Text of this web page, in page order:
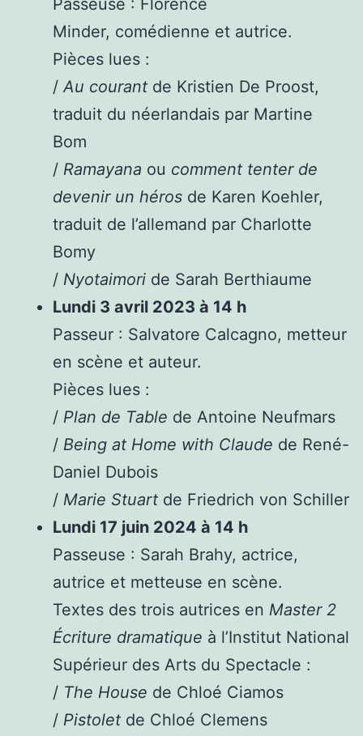
Minder, comédienne et autrice.
Pièces lues :
/ Au courant de Kristien De Proost,
traduit du néerlandais par Martine
Bom
/ Ramayana ou comment tenter de
devenir un héros de Karen Koehler,
traduit de l’allemand par Charlotte
Bomy
/ Nyotaimori de Sarah Berthiaume
Lundi 3 avril 2023 à 14 h
Passeur : Salvatore Calcagno, metteur
en scène et auteur.
Pièces lues :
/ Plan de Table de Antoine Neufmars
/ Being at Home with Claude de René-
Daniel Dubois
/ Marie Stuart de Friedrich von Schiller
Lundi 17 juin 2024 à 14 h
Passeuse : Sarah Brahy, actrice,
autrice et metteuse en scène.
Textes des trois autrices en Master 2
Écriture dramatique à l’Institut National
Supérieur des Arts du Spectacle :
/ The House de Chloé Ciamos
/ Pistolet de Chloé Clemens